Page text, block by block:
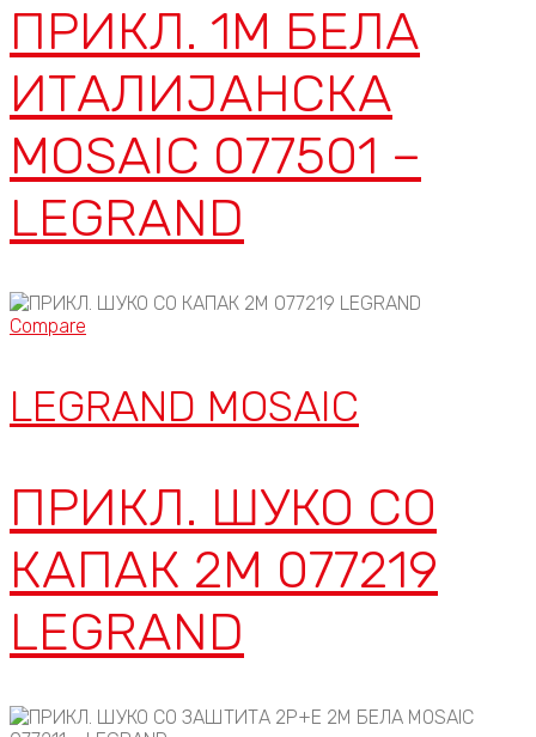
ПРИКЛ. 1М БЕЛА
ИТАЛИЈАНСКА
MOSAIC 077501 –
LEGRAND
Compare
LEGRAND MOSAIC
ПРИКЛ. ШУКО СО
КАПАК 2М 077219
LEGRAND